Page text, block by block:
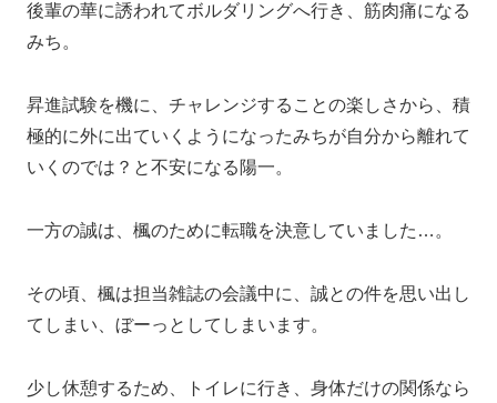
後輩の華に誘われてボルダリングへ行き、筋肉痛になる
みち。
昇進試験を機に、チャレンジすることの楽しさから、積
極的に外に出ていくようになったみちが自分から離れて
いくのでは？と不安になる陽一。
一方の誠は、楓のために転職を決意していました…。
その頃、楓は担当雑誌の会議中に、誠との件を思い出し
てしまい、ぼーっとしてしまいます。
少し休憩するため、トイレに行き、身体だけの関係なら